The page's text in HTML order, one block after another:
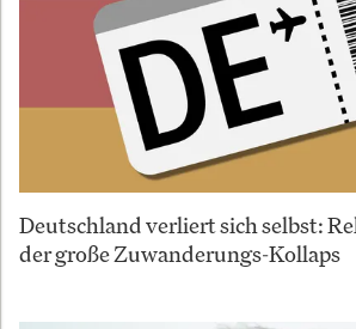
Deutschland verliert sich selbst:
der große Zuwanderungs-Kollaps